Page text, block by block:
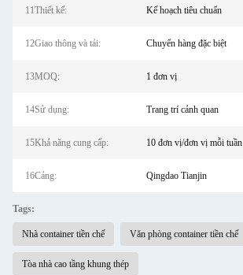
11Thiết kế: Kế hoạch tiêu chuẩn
12Giao thông và tải: Chuyển hàng đặc biệt
13MOQ: 1 đơn vị
14Sử dụng: Trang trí cảnh quan
15Khả năng cung cấp: 10 đơn vị/đơn vị mỗi tuần
16Cảng: Qingdao Tianjin
Tags:
Nhà container tiền chế Văn phòng container tiền chế
Tòa nhà cao tầng khung thép